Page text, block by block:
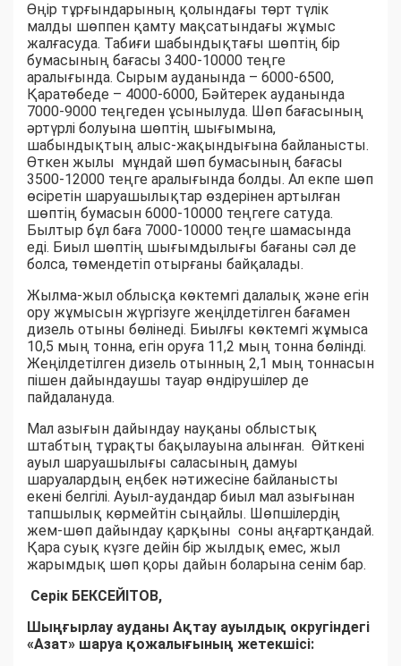
Өңір тұрғындарының қолындағы төрт түлік
малды шөппен қамту мақсатындағы жұмыс
жалғасуда. Табиғи шабындықтағы шөптің бір
бумасының бағасы 3400-10000 теңге
аралығында. Сырым ауданында – 6000-6500,
Қаратөбеде – 4000-6000, Бәйтерек ауданында
7000-9000 теңгеден ұсынылуда. Шөп бағасының
әртүрлі болуына шөптің шығымына,
шабындықтың алыс-жақындығына байланысты.
Өткен жылы мұндай шөп бумасының бағасы
3500-12000 теңге аралығында болды. Ал екпе шөп
өсіретін шаруашылықтар өздерінен артылған
шөптің бумасын 6000-10000 теңгеге сатуда.
Былтыр бұл баға 7000-10000 теңге шамасында
еді. Биыл шөптің шығымдылығы бағаны сәл де
болса, төмендетіп отырғаны байқалады.
Жылма-жыл облысқа көктемгі далалық және егін
ору жұмысын жүргізуге жеңілдетілген бағамен
дизель отыны бөлінеді. Биылғы көктемгі жұмыса
10,5 мың тонна, егін оруға 11,2 мың тонна бөлінді.
Жеңілдетілген дизель отынның 2,1 мың тоннасын
пішен дайындаушы тауар өндірушілер де
пайдалануда.
Мал азығын дайындау науқаны облыстық
штабтың тұрақты бақылауына алынған. Өйткені
ауыл шаруашылығы саласының дамуы
шаруалардың еңбек нәтижесіне байланысты
екені белгілі. Ауыл-аудандар биыл мал азығынан
тапшылық көрмейтін сыңайлы. Шөпшілердің
жем-шөп дайындау қарқыны соны аңғартқандай.
Қара суық күзге дейін бір жылдық емес, жыл
жарымдық шөп қоры дайын боларына сенім бар.
Серік БЕКСЕЙІТОВ,
Шыңғырлау ауданы Ақтау ауылдық округіндегі
«Азат» шаруа қожалығының жетекшісі: